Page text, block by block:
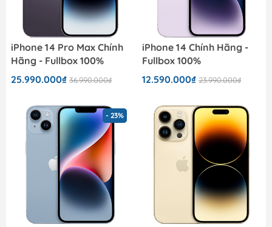
iPhone 14 Pro Max Chính
Hãng - Fullbox 100%
25.990.000₫ 36.990.000₫
iPhone 14 Chính Hãng -
Fullbox 100%
12.590.000₫ 23.990.000₫
- 23%